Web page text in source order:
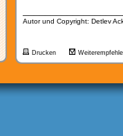
Autor und Copyright: Detlev
Drucken